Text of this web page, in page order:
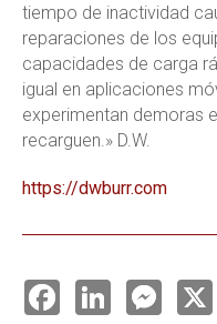
tiempo de inactividad
reparaciones de los
capacidades de carga
igual en aplicaciones
experimentan demoras
recarguen.» D.W.
https://dwburr.com